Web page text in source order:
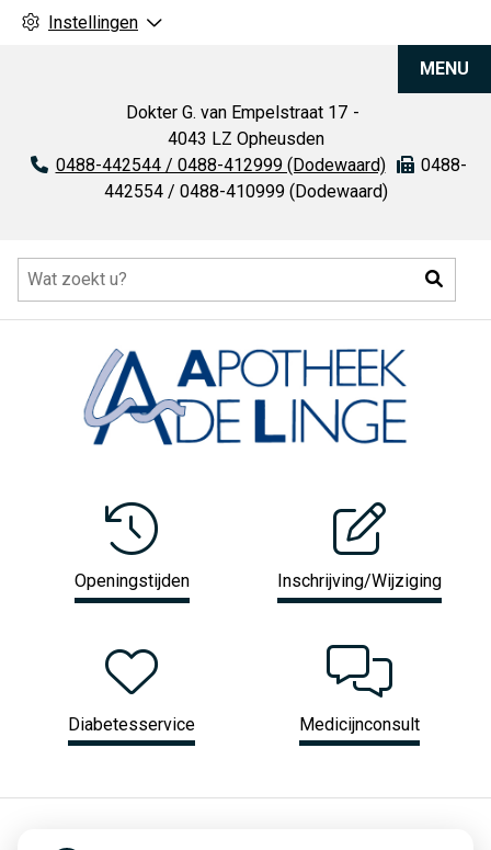
Instellingen
Dokter G. van Empelstraat 17
4043 LZ Opheusden
Tel:
0488-442544 / 0488-412999 (Dodewaard) Fax:
0488-
442554 / 0488-410999 (Dodewaard)
MENU
Openingstijden Inschrijving/Wijziging
Diabetesservice Medicijnconsult